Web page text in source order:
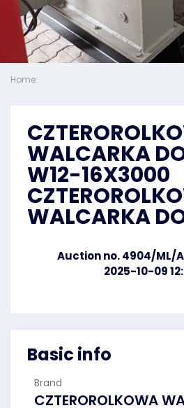
Home:
Basic info
Brand
CZTEROROLKOWA
WALCARKA
W12-16X3000
WALCARKA
Auction no. 4904/ML/
2025-10-09